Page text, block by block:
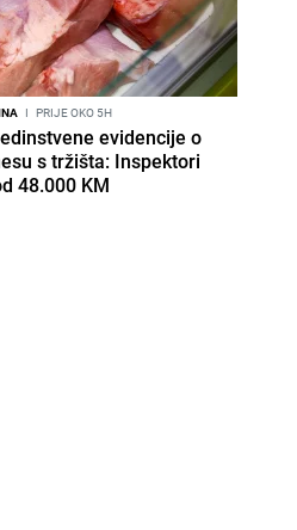
I PRIJE OKO 5H
evidencije o
s tržišta: Inspektori
48.000 KM